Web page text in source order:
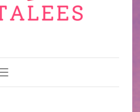
Toggle Navigation